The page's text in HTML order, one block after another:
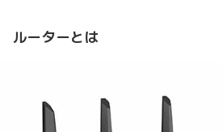
ルーターとは